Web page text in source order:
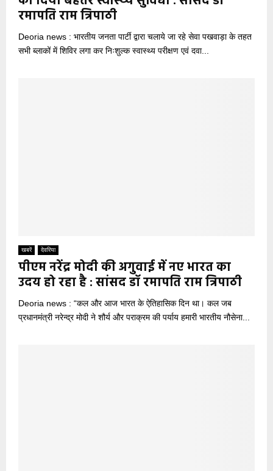
रमापति राम त्रिपाठी
Deoria news : भारतीय जनता पार्टी द्वारा चलाये जा रहे सेवा पखवाड़ा के तहत
सभी ब्लाकों में शिविर लगा कर निःशुल्क स्वास्थ्य परीक्षण एवं दवा...
खबरें देवरिया
पीएम नरेंद्र मोदी की अगुवाई में नए भारत का
उदय हो रहा है : सांसद डॉ रमापति राम त्रिपाठी
Deoria news : “कल और आज भारत के ऐतिहासिक दिन था। कल जब
प्रधानमंत्री नरेन्द्र मोदी ने शौर्य और पराक्रम की पर्याय हमारी भारतीय नौसेना...